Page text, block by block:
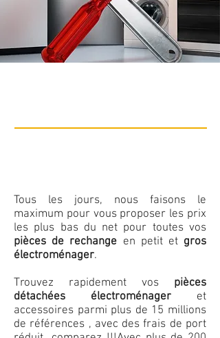
Tous les jours, nous faisons le
maximum pour vous proposer les prix
les plus bas du net pour toutes vos
pièces de rechange en petit et gros
électroménager.
Trouvez rapidement vos pièces
détachées électroménager et
accessoires parmi plus de 15 millions
de références , avec des frais de port